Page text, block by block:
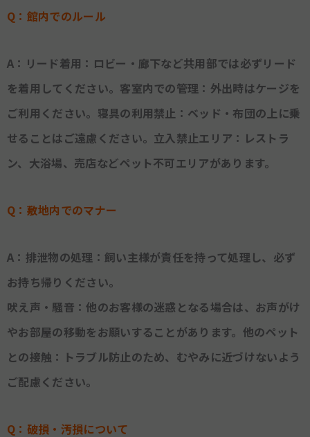
Q：館内でのルール
A：リード着用：ロビー・廊下など共用部では必ずリード
を着用してください。客室内での管理：外出時はケージを
ご利用ください。寝具の利用禁止：ベッド・布団の上に乗
せることはご遠慮ください。立入禁止エリア：レストラ
ン、大浴場、売店などペット不可エリアがあります。
Q：敷地内でのマナー
A：排泄物の処理：飼い主様が責任を持って処理し、必ず
お持ち帰りください。
吠え声・騒音：他のお客様の迷惑となる場合は、お声がけ
やお部屋の移動をお願いすることがあります。他のペット
との接触：トラブル防止のため、むやみに近づけないよう
ご配慮ください。
Q：破損・汚損について